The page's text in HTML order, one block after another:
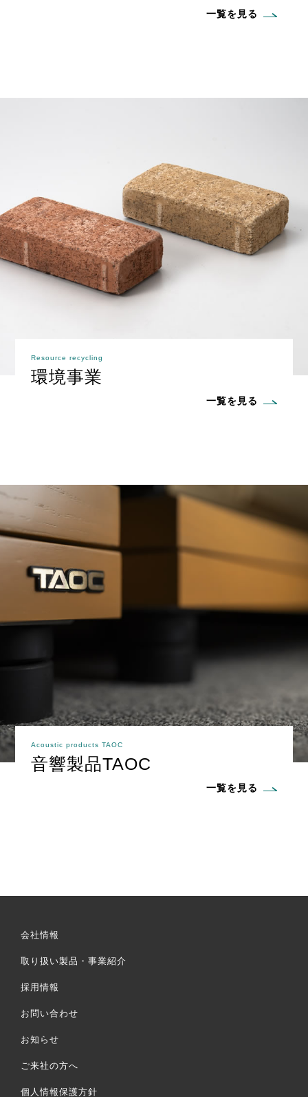
一覧を見る
Resource recycling
環境事業
一覧を見る
Acoustic products TAOC
音響製品TAOC
一覧を見る
会社情報
取り扱い製品・事業紹介
採用情報
お問い合わせ
お知らせ
ご来社の方へ
個人情報保護方針